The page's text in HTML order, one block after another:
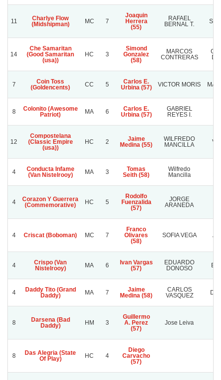
11
Charlye Flow
(Midshipman)
MC 7
Joaquin
Herrera
(55)
RAFAEL
BERNAL T.
14
Che Samaritan
(Good Samaritan
(usa))
HC 3
Simond
Gonzalez
(58)
MARCOS
CONTRERAS
7
Coin Toss
(Goldencents)
CC 5
Carlos E.
Urbina (57)
VICTOR MORIS
8
Colonito (Awesome
Patriot)
MA 6
Carlos E.
Urbina (57)
GABRIEL
REYES I.
12
Compostelana
(Classic Empire
(usa))
HC 2
Jaime
Medina (55)
WILFREDO
MANCILLA
4
Conducta Infame
(Van Nistelrooy)
MA 3
Tomas
Seith (58)
Wilfredo
Mancilla
4
Corazon Y Guerrera
(Commemorative)
HC 5
Rodolfo
Fuenzalida
(57)
JORGE
ARANEDA
4 Criscat (Boboman) MC 7
Franco
Olivares
(58)
SOFIA VEGA
4
Crispo (Van
Nistelrooy)
MA 6
Ivan Vargas
(57)
EDUARDO
DONOSO
EL
4
Daddy Tito (Grand
Daddy)
MA 7
Jaime
Medina (58)
CARLOS
VASQUEZ
8
Darsena (Bad
Daddy)
HM 3
Guillermo
A. Perez
(57)
Jose Leiva
8
Das Alegria (State
Of Play)
HC 4
Diego
Carvacho
(57)